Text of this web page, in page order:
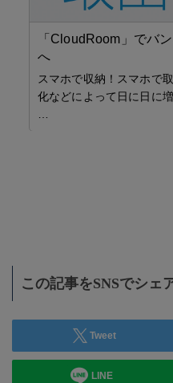
「CloudRoom」でバ
へ
スマホで収納！スマホで
化などによって日に日に
この記事をSNSでシェ
Tweet
LINE